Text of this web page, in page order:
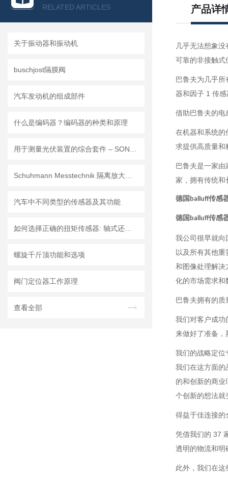
RELATED ARTICLES
关于振动器和振动机
buschjost隔膜阀
汽车发动机的组成部件
什么是编码器？编码器的种类和原理
汽车中不同类型的传感器及其功能
螺旋千斤顶功能和选项
阀门定位器工作原理
查看全部
产品详
几乎无法想象
可靠的非接触式
巴鲁夫为几乎
器和因子 1 传
借助巴鲁夫的电
在机器和系统的
求提供高质量和
巴鲁夫是一家
家，拥有传统和
德国balluff传感
德国balluff传感
我公司很早就向
以及所有其他
和图像处理解决
化的市场需求和
巴鲁夫拥有的
我们对客户成功
来做好了准备，
我们的战略定位
我们在这方面的
的和创新的商
个创新的想法就
得益于佳连接的
凭借我们的 37
透明的物流和明
此外，我们在